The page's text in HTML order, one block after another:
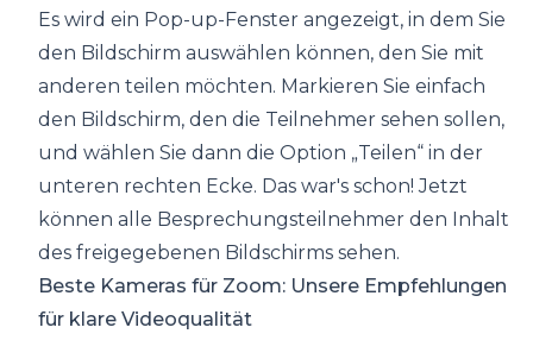
Es wird ein Pop-up-Fenster angezeigt, in dem Sie
den Bildschirm auswählen können, den Sie mit
anderen teilen möchten. Markieren Sie einfach
den Bildschirm, den die Teilnehmer sehen sollen,
und wählen Sie dann die Option „Teilen“ in der
unteren rechten Ecke. Das war's schon! Jetzt
können alle Besprechungsteilnehmer den Inhalt
des freigegebenen Bildschirms sehen.
Beste Kameras für Zoom: Unsere Empfehlungen
für klare Videoqualität